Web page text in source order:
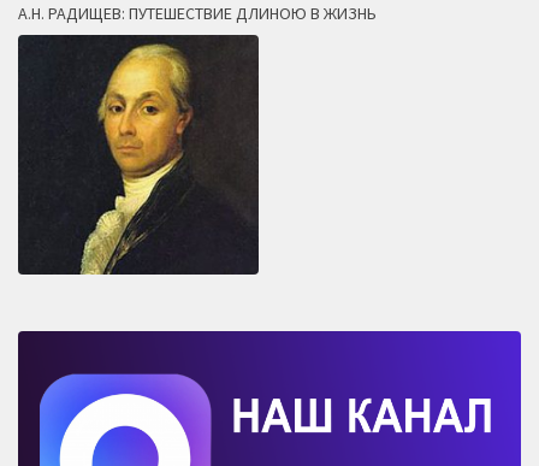
А.Н. РАДИЩЕВ: ПУТЕШЕСТВИЕ ДЛИНОЮ В ЖИЗНЬ